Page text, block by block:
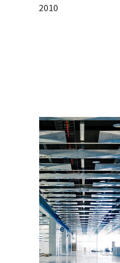
2010